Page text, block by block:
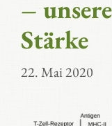
–
Stärke
22. Mai 2020